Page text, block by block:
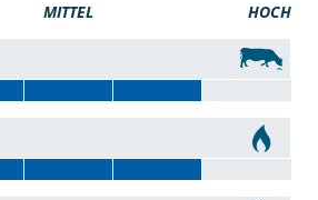
MITTEL HOCH